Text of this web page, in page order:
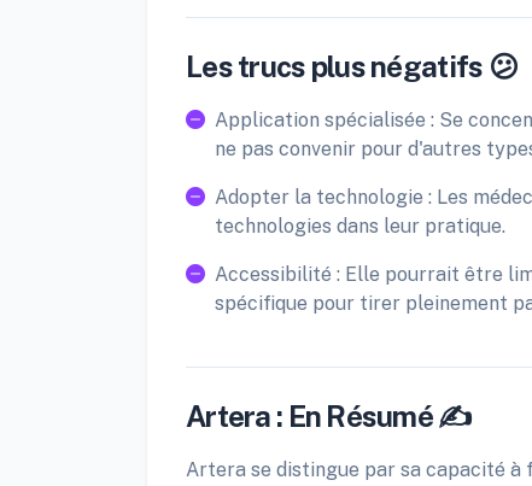
Les trucs plus négatifs 😕
Application spécialisée : Se
ne pas convenir pour d'autres
Adopter la technologie : Les
technologies dans leur pratique.
Accessibilité : Elle pourrait être
spécifique pour tirer pleinement
Artera : En Résumé ✍️
Artera se distingue par sa capacité à